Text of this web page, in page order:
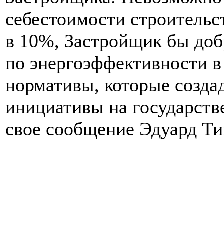
себестоимости
в 10%, Застройщик бы
по энергоэффективности
нормативы, которые
инициативы на
свое сообщение Эдуард